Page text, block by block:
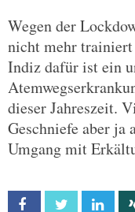
Wegen der
nicht mehr trainiert
Indiz dafür ist ein
dieser Jahreszeit.
Geschniefe aber ja
Umgang mit
Facebook Twitter